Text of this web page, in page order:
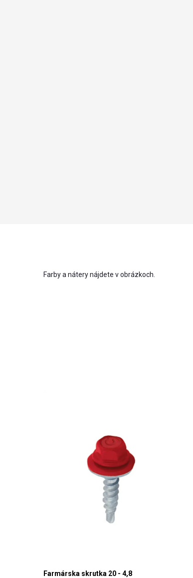
Farby a nátery nájdete v obrázkoch.
Farmárska skrutka 20 - 4,8